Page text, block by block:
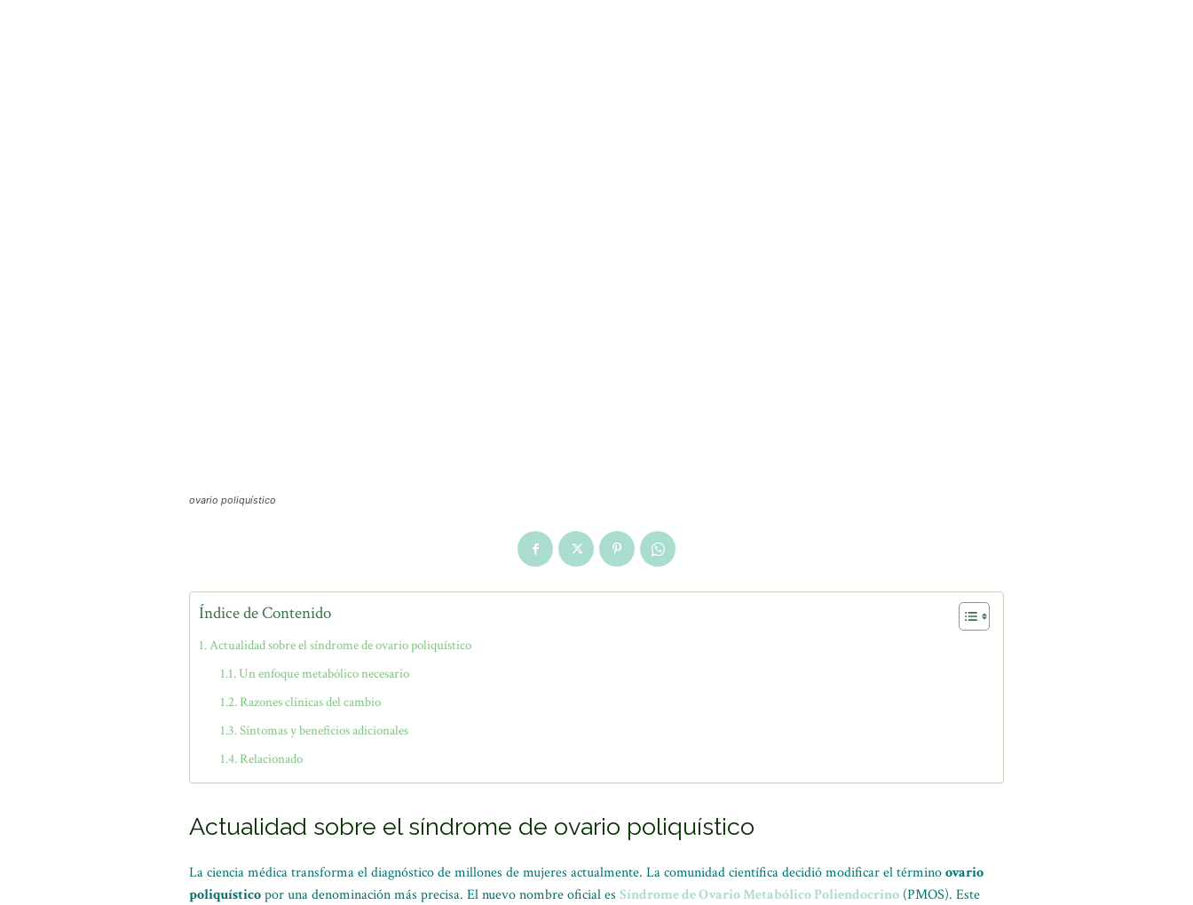
ovario poliquístico
Índice de Contenido
Actualidad sobre el síndrome de ovario poliquístico
Un enfoque metabólico necesario
Razones clínicas del cambio
Síntomas y beneficios adicionales
Relacionado
Actualidad sobre el síndrome de ovario poliquístico
La ciencia médica transforma el diagnóstico de millones de mujeres actualmente. La comunidad científica decidió modificar el términoovario
poliquísticopor una denominación más precisa. El nuevo nombre oficial es Síndrome de Ovario Metabólico Poliendocrino (PMOS). Este